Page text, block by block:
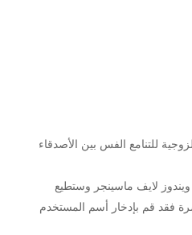
للتنامع الفس بين الأصدقاء
لايف ماسينجر وستطيع
فقد قم بإدخار أسم المستخدم